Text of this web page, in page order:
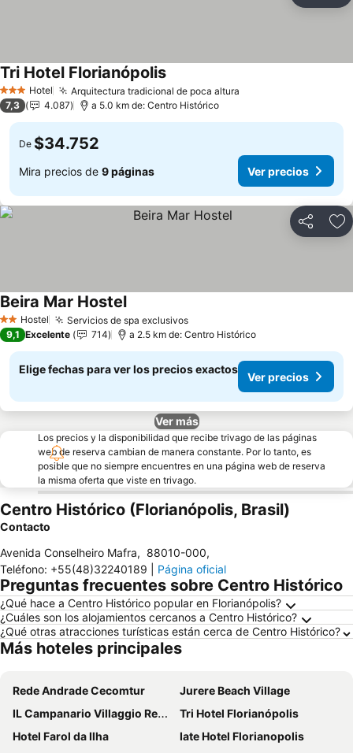
3 Estrellas
Hotel Arquitectura tradicional de poca altura
Tri Hotel FlorianópolisVer precios
7,3 4.087 a 5.0 km de: Centro Histórico
De $34.752
Mira precios de 9 páginas Ver precios
Compartir
2 Estrellas
Hostel Servicios de spa exclusivosVer precios
Beira Mar HostelVer precios
9,1 Excelente 714 a 2.5 km de: Centro Histórico
Elige fechas para ver los precios exactos
Ver precios
Ver más
Los precios y la disponibilidad que recibe trivago de las páginas
web de reserva cambian de manera constante. Por lo tanto, es
posible que no siempre encuentres en una página web de reserva
la misma oferta que viste en trivago.
Centro Histórico (Florianópolis, Brasil)
Contacto
Avenida Conselheiro Mafra, 88010-000,
Teléfono: +55(48)32240189 Página oficial
Preguntas frecuentes sobre Centro Histórico
¿Qué hace a Centro Histórico popular en Florianópolis?
¿Cuáles son los alojamientos cercanos a Centro Histórico?
¿Qué otras atracciones turísticas están cerca de Centro Histórico?
Más hoteles principales
Rede Andrade Cecomtur
Jurere Beach Village
IL Campanario Villaggio Resort - OFICIAL
Tri Hotel Florianópolis
Hotel Farol da Ilha
Iate Hotel Florianopolis